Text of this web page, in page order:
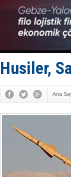
Husiler,
Ana